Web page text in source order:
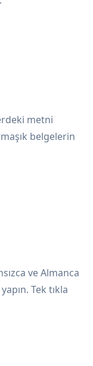
metni
belgelerin
ve Almanca
Tek tıkla